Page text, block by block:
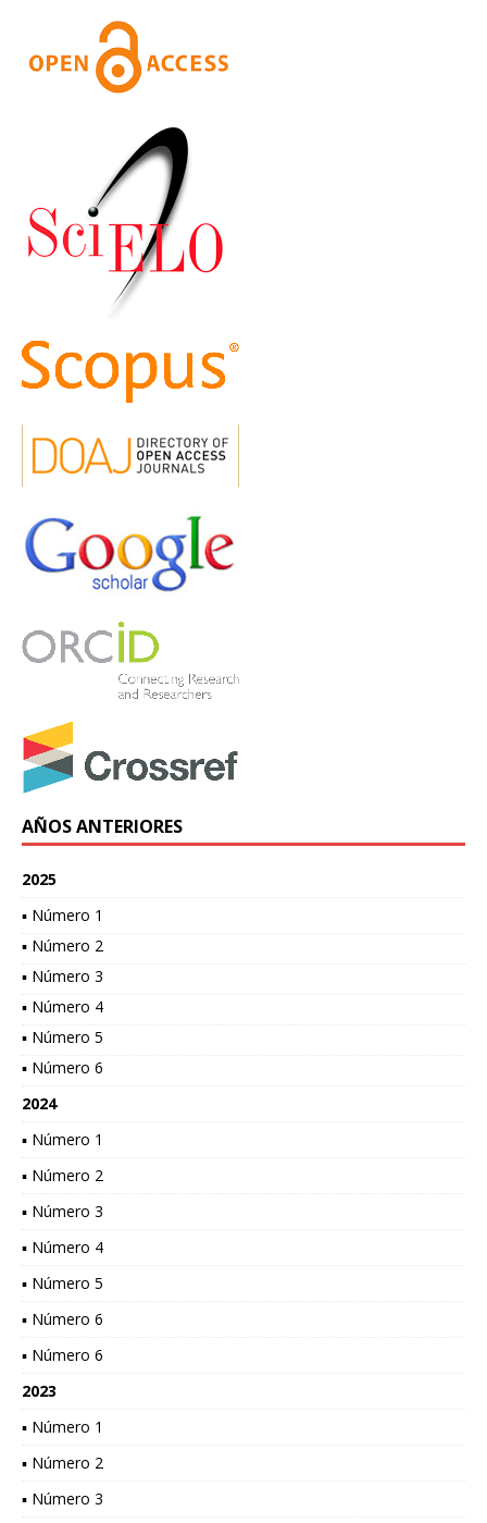
AÑOS ANTERIORES
2025
▪ Número 1
▪ Número 2
▪ Número 3
▪ Número 4
▪ Número 5
▪ Número 6
2024
▪ Número 1
▪ Número 2
▪ Número 3
▪ Número 4
▪ Número 5
▪ Número 6
▪ Número 6
2023
▪ Número 1
▪ Número 2
▪ Número 3